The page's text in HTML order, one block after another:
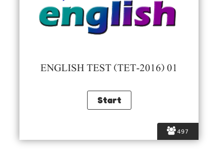
497
ENGLISH TEST (TET-2016) 01